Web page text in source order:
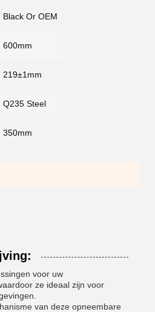
Black Or OEM
600mm
219±1mm
Q235 Steel
350mm
voor uw
ze ideaal zijn voor
van deze opneembare